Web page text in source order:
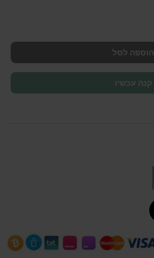
הוספה לסל
קנה עכשיו